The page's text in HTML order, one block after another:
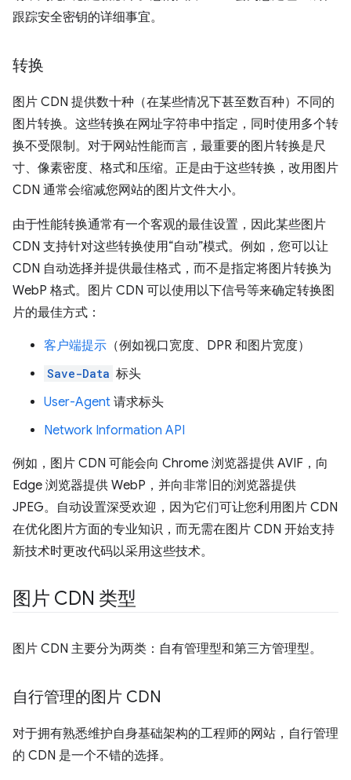
跟踪安全密钥的详细事宜。
转换
图片 CDN 提供数十种（在某些情况下甚至数百种）不同的
图片转换。这些转换在网址字符串中指定，同时使用多个转
换不受限制。对于网站性能而言，最重要的图片转换是尺
寸、像素密度、格式和压缩。正是由于这些转换，改用图片
CDN 通常会缩减您网站的图片文件大小。
由于性能转换通常有一个客观的最佳设置，因此某些图片
CDN 支持针对这些转换使用“自动”模式。例如，您可以让
CDN 自动选择并提供最佳格式，而不是指定将图片转换为
WebP 格式。图片 CDN 可以使用以下信号等来确定转换图
片的最佳方式：
客户端提示 （例如视口宽度、DPR 和图片宽度）
Save-Data 标头
User-Agent 请求标头
Network Information API
例如，图片 CDN 可能会向 Chrome 浏览器提供 AVIF，向
Edge 浏览器提供 WebP，并向非常旧的浏览器提供
JPEG。自动设置深受欢迎，因为它们可让您利用图片 CDN
在优化图片方面的专业知识，而无需在图片 CDN 开始支持
新技术时更改代码以采用这些技术。
图片 CDN 类型
图片 CDN 主要分为两类：自有管理型和第三方管理型。
自行管理的图片 CDN
对于拥有熟悉维护自身基础架构的工程师的网站，自行管理
的 CDN 是一个不错的选择。